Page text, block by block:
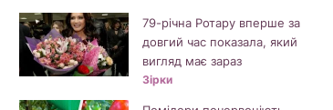
79-річна Ротару вперше за
довгий час показала, який
вигляд має зараз
Зірки